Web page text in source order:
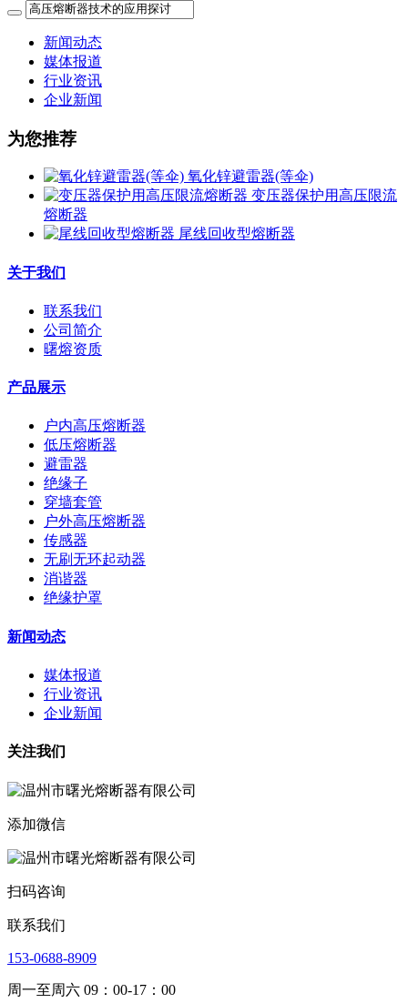
新闻动态
媒体报道
行业资讯
企业新闻
为您推荐
氧化锌避雷器(等伞)
变压器保护用高压限流
熔断器
尾线回收型熔断器
关于我们
联系我们
公司简介
曙熔资质
产品展示
户内高压熔断器
低压熔断器
避雷器
绝缘子
穿墙套管
户外高压熔断器
传感器
无刷无环起动器
消谐器
绝缘护罩
新闻动态
媒体报道
行业资讯
企业新闻
关注我们
添加微信
扫码咨询
联系我们
153-0688-8909
周一至周六 09：00-17：00